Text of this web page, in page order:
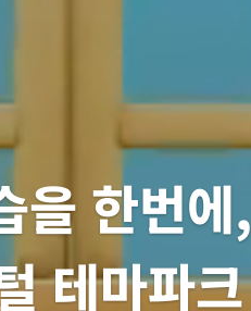
을 한번에,
테마파크